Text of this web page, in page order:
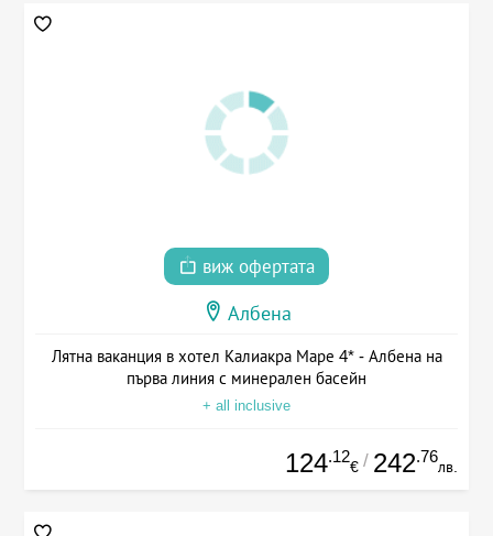
виж офертата
Албена
Лятна ваканция в хотел Калиакра Маре 4* - Албена на
първа линия с минерален басейн
+ all inclusive
124.12
€ / 242.76
лв.